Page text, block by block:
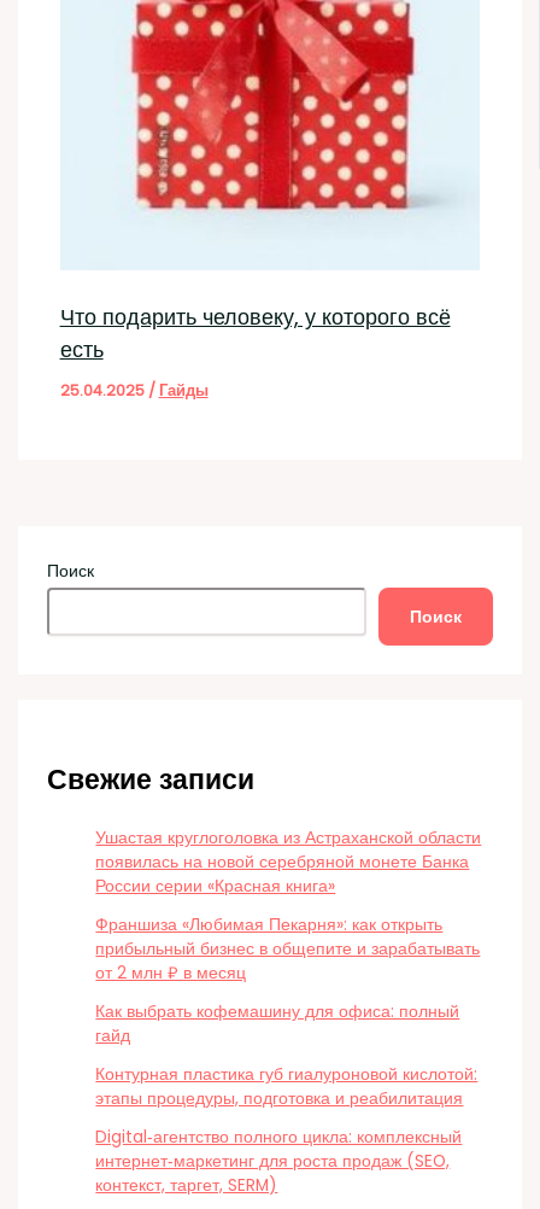
Что подарить человеку, у которого всё
есть
25.04.2025 / Гайды
Поиск
Поиск
Свежие записи
Ушастая круглоголовка из Астраханской области
появилась на новой серебряной монете Банка
России серии «Красная книга»
Франшиза «Любимая Пекарня»: как открыть
прибыльный бизнес в общепите и зарабатывать
от 2 млн ₽ в месяц
Как выбрать кофемашину для офиса: полный
гайд
Контурная пластика губ гиалуроновой кислотой:
этапы процедуры, подготовка и реабилитация
Digital‑агентство полного цикла: комплексный
интернет‑маркетинг для роста продаж (SEO,
контекст, таргет, SERM)